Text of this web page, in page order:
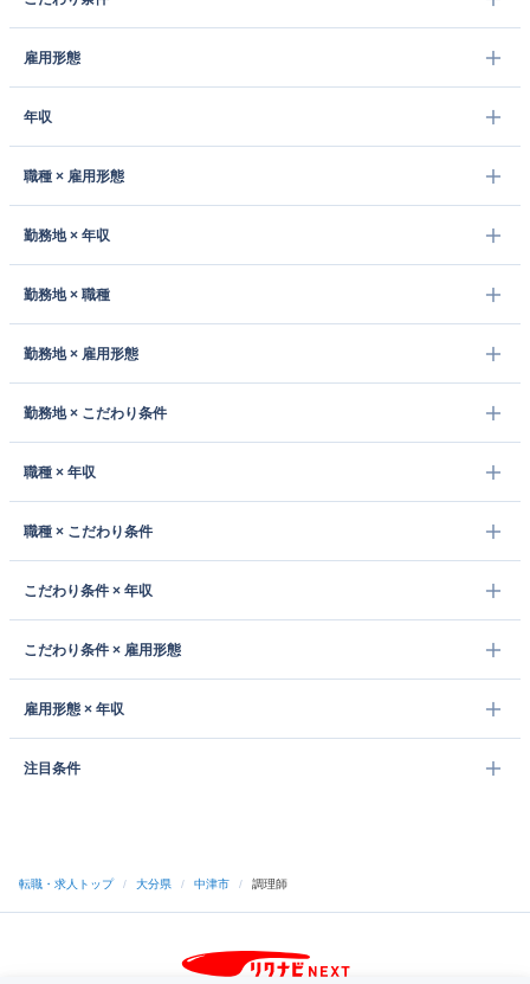
雇用形態
年収
職種 × 雇用形態
勤務地 × 年収
勤務地 × 職種
勤務地 × 雇用形態
勤務地 × こだわり条件
職種 × 年収
職種 × こだわり条件
こだわり条件 × 年収
こだわり条件 × 雇用形態
雇用形態 × 年収
注目条件
転職・求人トップ / 大分県 / 中津市 / 調理師